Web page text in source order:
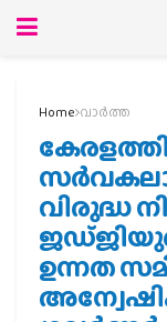
Home വാര്‍ത്ത
വിരുദ്ധ
ഉന്നത